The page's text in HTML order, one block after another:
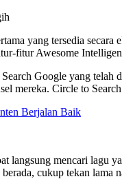
yang tersedia
fitur Awesome
Google yang
mereka. Circle to
Berjalan Baik
langsung mencari
cukup tekan